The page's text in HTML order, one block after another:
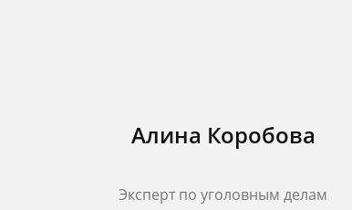
Алина Коробова
Эксперт по уголовным делам